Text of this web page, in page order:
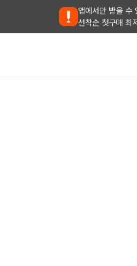
앱에서만 받을 수
선착순 첫구매 최